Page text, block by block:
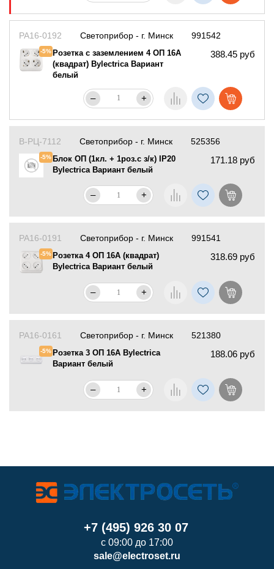
991542
РА16-0192
-5%Розетка с заземлением 4 ОП 16А
(квадрат) Bylectrica Вариант
белый
388.45 руб
Светоприбор - г. Минск
– +
525356
В-РЦ-7112
-5%Блок ОП (1кл. + 1роз.с з/к) IP20
Bylectrica Вариант белый
171.18 руб
Светоприбор - г. Минск
– +
991541
РА16-0191
-5% Розетка 4 ОП 16А (квадрат)
Bylectrica Вариант белый
318.69 руб
Светоприбор - г. Минск
– +
521380
РА16-0161
-5% Розетка 3 ОП 16А Bylectrica
Вариант белый
188.06 руб
Светоприбор - г. Минск
– +
+7 (495) 926 30 07
с 09:00 до 17:00
sale@electroset.ru